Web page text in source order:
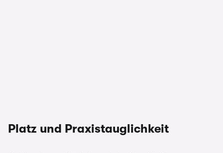
Platz und Praxistauglichkeit